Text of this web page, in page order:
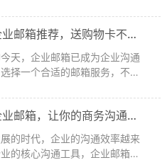
的邮箱服务商，其丰富的功能
数企业受益匪浅。今天，我们
超值优惠！网易企业邮箱推荐，送购物卡不容错过！
天，企业邮箱已成为企业沟通
择一个合适的邮箱服务，不仅
强大的技术背景和丰富的服务
多企业的首选。现在，网易企
超值优惠！网易企业邮箱，让你的商务沟通更高效！
的时代，企业的沟通效率越来
的核心沟通工具，企业邮箱无